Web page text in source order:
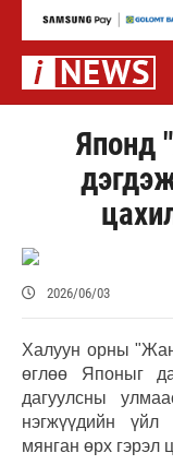
Японд
2026/06/03
Халуун орны
өглөө Японыг
дагуулсны
нэгжүүдийн
мянган өрх гэрэл